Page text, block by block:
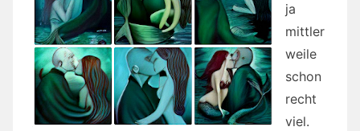
ja
mittler
weile
schon
recht
viel.